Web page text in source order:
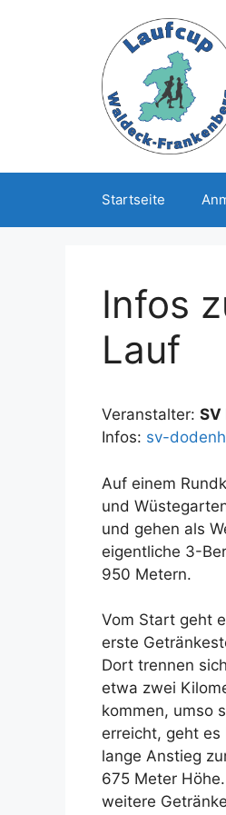
Startseite
Infos
Lauf
Veranstalter: SV
Infos: sv-
Auf einem
und
und gehen als
eigentliche 3-
950 Metern.
Vom Start geht
erste
Dort trennen
etwa zwei
kommen, umso
erreicht, geht
lange Anstieg
675 Meter
weitere